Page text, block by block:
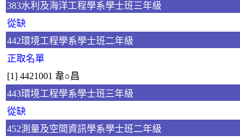
383水利及海洋工程學系學士班三年級
從缺
442環境工程學系學士班二年級
正取名單
[1] 4421001 韋○昌
443環境工程學系學士班三年級
從缺
452測量及空間資訊學系學士班二年級